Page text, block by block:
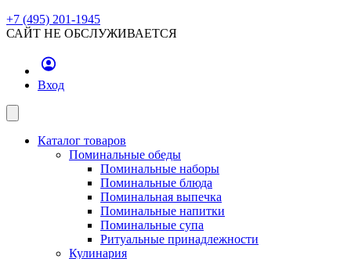
+7 (495) 201-1945
САЙТ НЕ ОБСЛУЖИВАЕТСЯ
Вход
Каталог товаров
Поминальные обеды
Поминальные наборы
Поминальные блюда
Поминальная выпечка
Поминальные напитки
Поминальные супа
Ритуальные принадлежности
Кулинария